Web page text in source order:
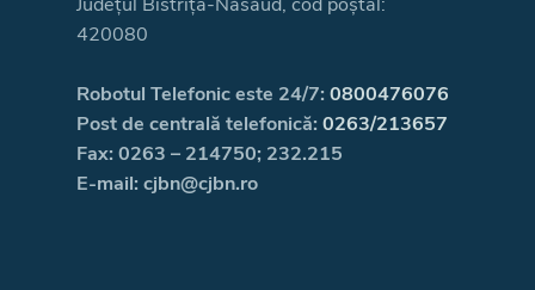
420080
Robotul Telefonic este 24/7: 0800476076
Post de centrală telefonică: 0263/213657
Fax: 0263 – 214750; 232.215
E-mail: cjbn@cjbn.ro